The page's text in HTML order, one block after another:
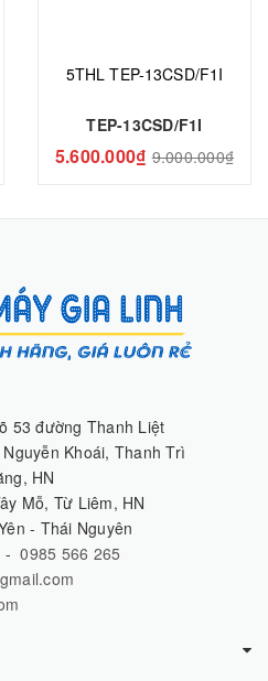
5THL TEP-13CSD/F1I
TEP-13CSD/F1I
5.600.000₫ 9.000.000₫
53 đường Thanh Liệt
Khoái, Thanh Trì
HN
Mỗ, Từ Liêm, HN
- Thái Nguyên
-0985 566 265